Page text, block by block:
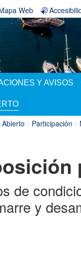
Web
Y AVISOS
/ Participación /
de
y